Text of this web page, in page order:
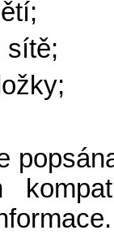
sítě;